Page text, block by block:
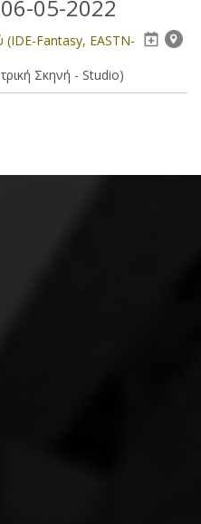
05-2022
Fantasy, EASTN-
Σκηνή - Studio)